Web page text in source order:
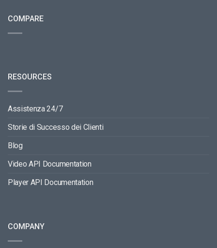
COMPARE
RESOURCES
Assistenza 24/7
Storie di Successo dei Clienti
Blog
Video API Documentation
Player API Documentation
COMPANY